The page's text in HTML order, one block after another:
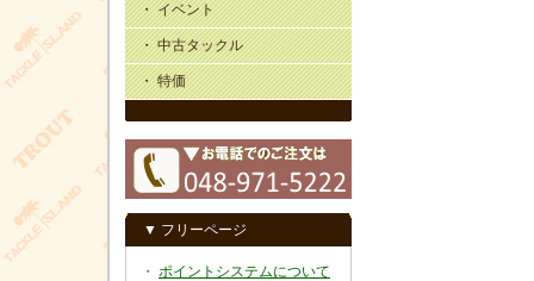
・ イベント
・ 中古タックル
・ 特価
▼ フリーページ
・ ポイントシステムについて